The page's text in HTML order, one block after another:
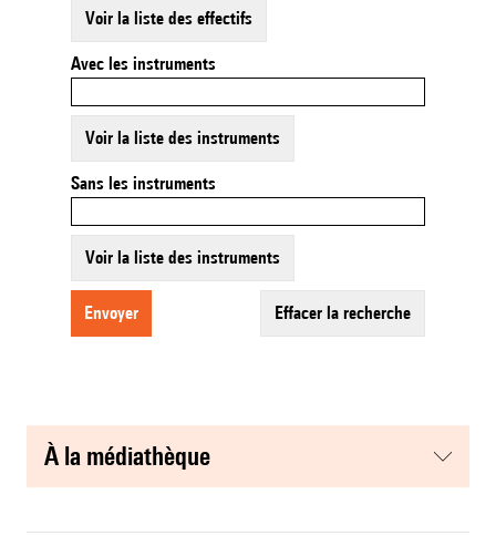
Voir la liste des effectifs
Avec les instruments
Voir la liste des instruments
Sans les instruments
Voir la liste des instruments
envoyer effacer la recherche
à la médiathèque